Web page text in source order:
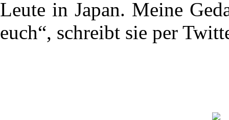
Leute in Japan. Meine
euch“, schreibt sie per